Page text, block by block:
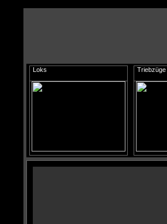
Loks Triebzüge